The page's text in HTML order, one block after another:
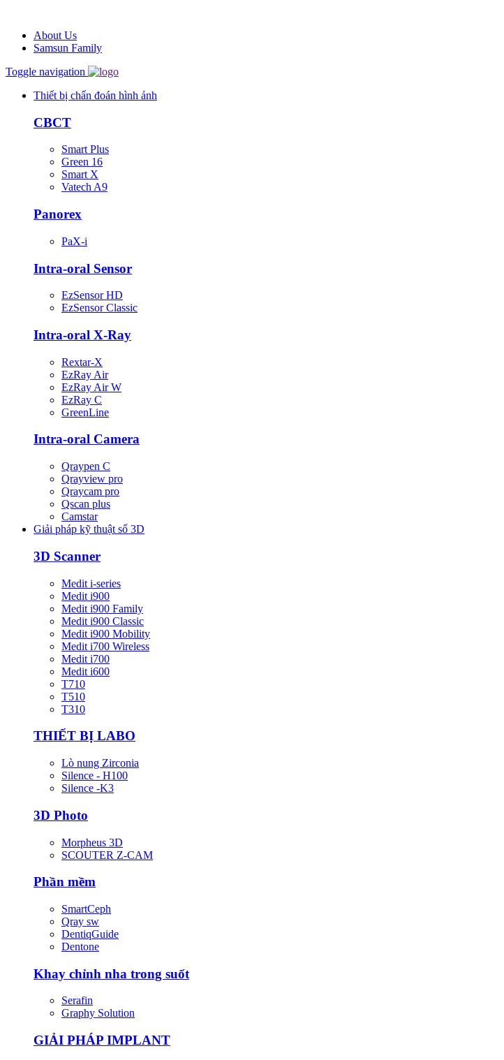
About Us
Samsun Family
Toggle navigation
Thiết bị chẩn đoán hình ảnh
CBCT
Smart Plus
Green 16
Smart X
Vatech A9
Panorex
PaX-i
Intra-oral Sensor
EzSensor HD
EzSensor Classic
Intra-oral X-Ray
Rextar-X
EzRay Air
EzRay Air W
EzRay C
GreenLine
Intra-oral Camera
Qraypen C
Qrayview pro
Qraycam pro
Qscan plus
Camstar
Giải pháp kỹ thuật số 3D
3D Scanner
Medit i-series
Medit i900
Medit i900 Family
Medit i900 Classic
Medit i900 Mobility
Medit i700 Wireless
Medit i700
Medit i600
T710
T510
T310
THIẾT BỊ LABO
Lò nung Zirconia
Silence - H100
Silence -K3
3D Photo
Morpheus 3D
SCOUTER Z-CAM
Phần mềm
SmartCeph
Qray sw
DentiqGuide
Dentone
Khay chỉnh nha trong suốt
Serafin
Graphy Solution
GIẢI PHÁP IMPLANT